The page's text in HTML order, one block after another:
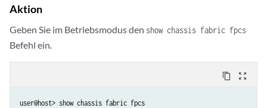
Aktion
Geben Sie im Betriebsmodus den show chassis fabric fpcs
Befehl ein.
content_copy zoom_out_map
user@host> show chassis fabric fpcs